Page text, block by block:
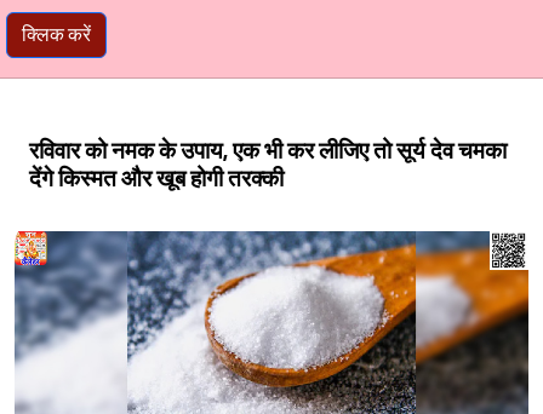
क्लिक करें
रविवार को नमक के उपाय, एक भी कर लीजिए तो सूर्य देव चमका
देंगे किस्मत और खूब होगी तरक्की